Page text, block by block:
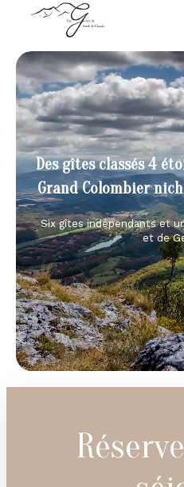
Des gîtes classés 4
Grand Colombier
Six gîtes indépendants et
et de